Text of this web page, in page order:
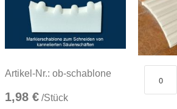
Artikel-Nr.: ob-schablone
1,98 € /Stück